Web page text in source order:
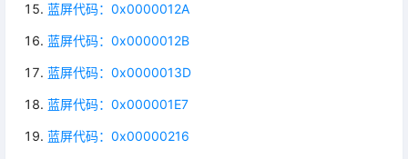
蓝屏代码：0x0000012A
蓝屏代码：0x0000012B
蓝屏代码：0x0000013D
蓝屏代码：0x000001E7
蓝屏代码：0x00000216